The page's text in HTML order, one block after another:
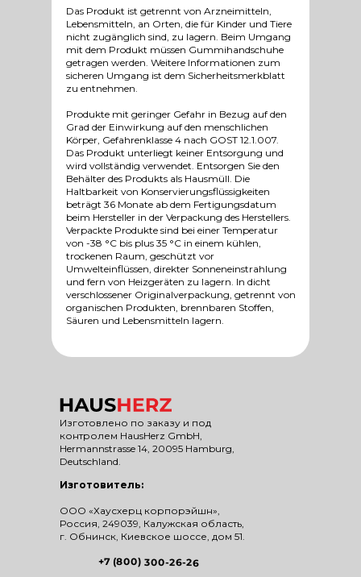
Das Produkt ist getrennt von Arzneimitteln,
Lebensmitteln, an Orten, die für Kinder und Tiere
nicht zugänglich sind, zu lagern. Beim Umgang
mit dem Produkt müssen Gummihandschuhe
getragen werden. Weitere Informationen zum
sicheren Umgang ist dem Sicherheitsmerkblatt
zu entnehmen.
Produkte mit geringer Gefahr in Bezug auf den
Grad der Einwirkung auf den menschlichen
Körper, Gefahrenklasse 4 nach GOST 12.1.007.
Das Produkt unterliegt keiner Entsorgung und
wird vollständig verwendet. Entsorgen Sie den
Behälter des Produkts als Hausmüll. Die
Haltbarkeit von Konservierungsflüssigkeiten
beträgt 36 Monate ab dem Fertigungsdatum
beim Hersteller in der Verpackung des Herstellers.
Verpackte Produkte sind bei einer Temperatur
von -38 °C bis plus 35 °C in einem kühlen,
trockenen Raum, geschützt vor
Umwelteinflüssen, direkter Sonneneinstrahlung
und fern von Heizgeräten zu lagern. In dicht
verschlossener Originalverpackung, getrennt von
organischen Produkten, brennbaren Stoffen,
Säuren und Lebensmitteln lagern.
Изготовлено по заказу и под
контролем HausHerz GmbH,
Hermannstrasse 14, 20095 Hamburg,
Deutschland.
+7 (800) 300-26-26
Изготовитель:
ООО «Хаусхерц корпорэйшн»,
Россия, 249039, Калужская область,
г. Обнинск, Киевское шоссе, дом 51.